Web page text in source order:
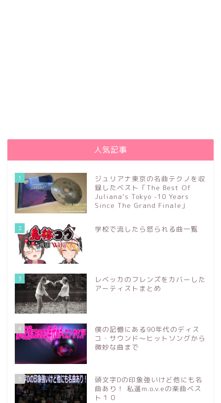
人気記事
1
ジュリアナ東京の名曲テクノを収
録したベスト「The Best Of
Juliana’s Tokyo -10 Years
Since The Grand Finale」
2 学校で流したら怒られる曲一覧
3
レベッカのフレンズをカバーした
アーティストまとめ
4
僕の記憶にある90年代のディス
コ・サウンド～ヒットソングから
微妙な曲まで
5
頭文字Dの印象強いけど他にも名
曲あり！ 私選m.o.v.eの楽曲ベス
ト１０